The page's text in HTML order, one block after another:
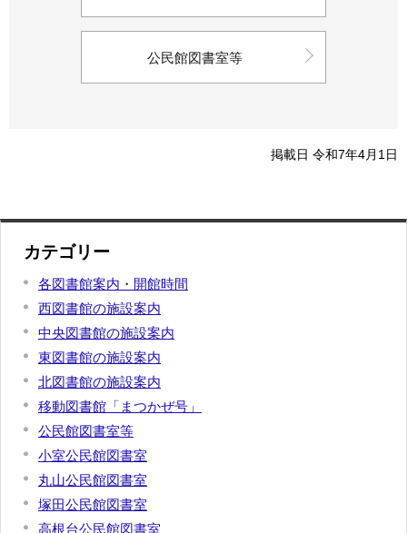
公民館図書室等
掲載日 令和7年4月1日
カテゴリー
各図書館案内・開館時間
西図書館の施設案内
中央図書館の施設案内
東図書館の施設案内
北図書館の施設案内
移動図書館「まつかぜ号」
公民館図書室等
小室公民館図書室
丸山公民館図書室
塚田公民館図書室
高根台公民館図書室